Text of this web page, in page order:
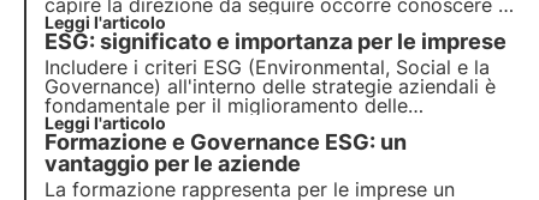
capire la direzione da seguire occorre conoscere la
normativa che disciplina la mobilitazione. In questo
articolo proponiamo una panoramica che chiarisce
i dubbi sulle azioni da intraprendere.
Leggi l'articolo
ESG: significato e importanza per le imprese
Includere i criteri ESG (Environmental, Social e la
Governance) all'interno delle strategie aziendali è
fondamentale per il miglioramento delle
performance. In questo articolo approfondiamo il
significato dei criteri ESG, la loro natura e
l’importanza per aziende e investitori.
Leggi l'articolo
Formazione e Governance ESG: un
vantaggio per le aziende
La formazione rappresenta per le imprese un